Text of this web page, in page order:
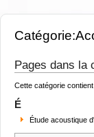
Pages dans la
Cette catégorie
É
Étude acoustique